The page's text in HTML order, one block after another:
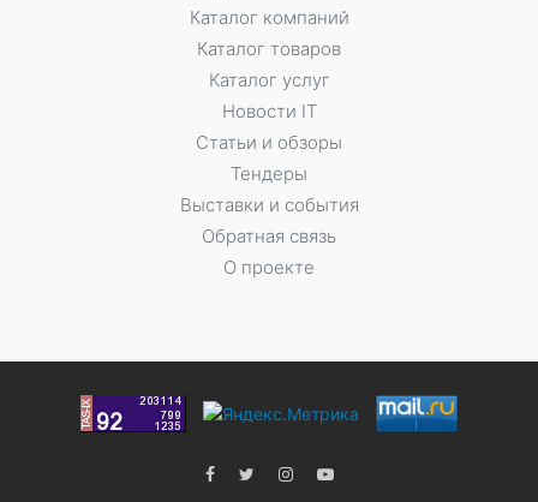
Каталог компаний
Каталог товаров
Каталог услуг
Новости IT
Статьи и обзоры
Тендеры
Выставки и события
Обратная связь
О проекте